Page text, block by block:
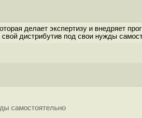
делает экспертизу и внедряет
дистрибутив под свои нужды
самостоятельно